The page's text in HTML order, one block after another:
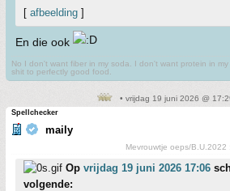
[ afbeelding ]
En die ook
No I don't want fiber in my soda. I don't want protein in
shit to perfectly good food.
• vrijdag 19 juni 2026 @
Spellchecker
maily
Mevrouwtje oeps/B.U.2022
Op vrijdag 19 juni 2026 17:06
volgende: